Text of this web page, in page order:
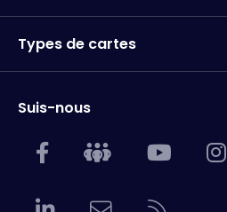
Types de cartes
Suis-nous